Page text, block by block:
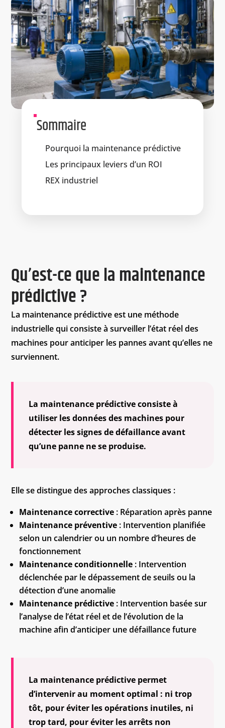
Qu’est-ce que la maintenance
prédictive ?
La maintenance prédictive est une méthode
industrielle qui consiste à surveiller l’état réel des
machines pour anticiper les pannes avant qu’elles ne
surviennent.
La maintenance prédictive consiste à
utiliser les données des machines pour
détecter les signes de défaillance avant
qu’une panne ne se produise.
Elle se distingue des approches classiques :
Maintenance corrective : Réparation après panne
Maintenance préventive : Intervention planifiée
selon un calendrier ou un nombre d’heures de
fonctionnement
Maintenanceconditionnelle : Intervention
déclenchée par le dépassement de seuils ou la
détection d’une anomalie
Maintenance prédictive : Intervention basée sur
l’analyse de l’état réel et de l’évolution de la
machine afin d’anticiper une défaillance future
La maintenance prédictive permet
d’intervenir au moment optimal : ni trop
tôt, pour éviter les opérations inutiles, ni
trop tard, pour éviter les arrêts non
Sommaire
Pourquoi la maintenance prédictive
Les principaux leviers d’un ROI
REX industriel